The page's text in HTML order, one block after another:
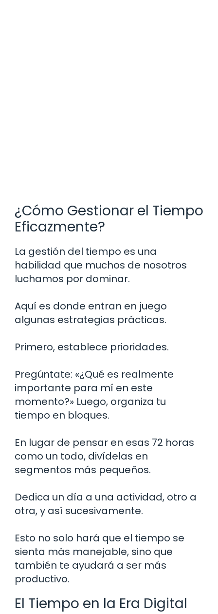
¿Cómo Gestionar el Tiempo
Eficazmente?
La gestión del tiempo es una
habilidad que muchos de nosotros
luchamos por dominar.
Aquí es donde entran en juego
algunas estrategias prácticas.
Primero, establece prioridades.
Pregúntate: «¿Qué es realmente
importante para mí en este
momento?» Luego, organiza tu
tiempo en bloques.
En lugar de pensar en esas 72 horas
como un todo, divídelas en
segmentos más pequeños.
Dedica un día a una actividad, otro a
otra, y así sucesivamente.
Esto no solo hará que el tiempo se
sienta más manejable, sino que
también te ayudará a ser más
productivo.
El Tiempo en la Era Digital